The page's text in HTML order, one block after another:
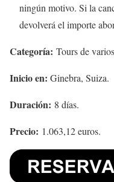
ningún motivo. Si la
devolverá el importe
Categoría: Tours de
Inicio en: Ginebra, Suiza.
Duración: 8 días.
Precio: 1.063,12 euros.